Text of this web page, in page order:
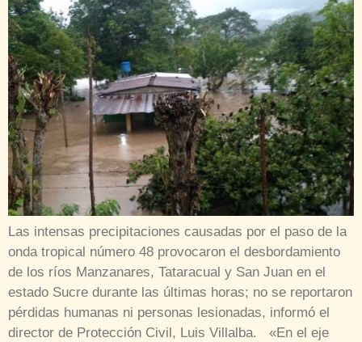
Las intensas precipitaciones causadas por el paso de la
onda tropical número 48 provocaron el desbordamiento
de los ríos Manzanares, Tataracual y San Juan en el
estado Sucre durante las últimas horas; no se reportaron
pérdidas humanas ni personas lesionadas, informó el
director de Protección Civil, Luis Villalba. «En el eje